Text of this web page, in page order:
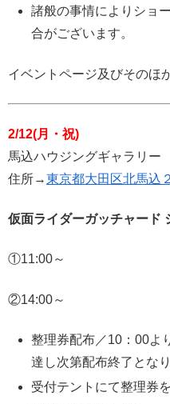
諸般の事情によりショ
合がございます。
イベントページ及びそのほ
2/12(月・祝)
馬込ハウジングギャラリー
住所→東京都大田区北馬込
仮面ライダーガッチャード
①11:00～
②14:00～
整理券配布／10：00よ
達し次第配布終了となり
受付テントにて整理券